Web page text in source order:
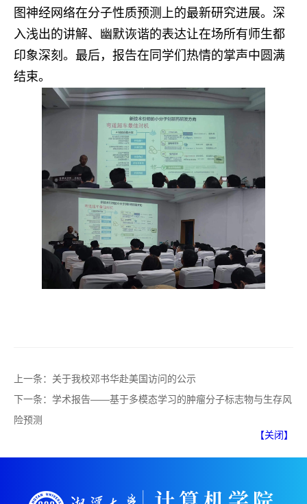
图神经网络在分子性质预测上的最新研究进展。深
入浅出的讲解、幽默诙谐的表达让在场所有师生都
印象深刻。最后，报告在同学们热情的掌声中圆满
结束。
上一条： 关于我校邓书华赴美国访问的公示
下一条： 学术报告——基于多模态学习的肿瘤分子标志物与生存风
险预测
【关闭】